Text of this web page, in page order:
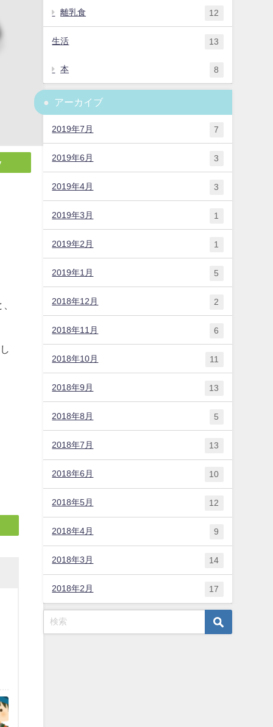
離乳食 12
生活 13
本 8
アーカイブ
2019年7月 7
2019年6月 3
2019年4月 3
2019年3月 1
2019年2月 1
2019年1月 5
2018年12月 2
2018年11月 6
2018年10月 11
2018年9月 13
2018年8月 5
2018年7月 13
2018年6月 10
2018年5月 12
2018年4月 9
2018年3月 14
2018年2月 17